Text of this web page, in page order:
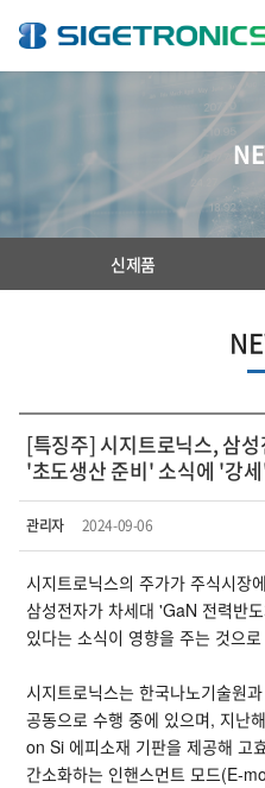
신제품
[특징주] 시지트로닉스, 삼
'초도생산 준비' 소식에 '강
관리자 2024-09-06
시지트로닉스의 주가가 주식시장
삼성전자가 차세대 'GaN 전력반
있다는 소식이 영향을 주는 것으
시지트로닉스는 한국나노기술원
공동으로 수행 중에 있으며, 지난
on Si 에피소재 기판을 제공해 고
간소화하는 인핸스먼트 모드(E-